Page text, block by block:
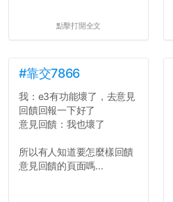
點擊打開全文
#靠交7866
我：e3有功能壞了，去意見
回饋回報一下好了
意見回饋：我也壞了
所以有人知道要怎麼樣回饋
意見回饋的頁面嗎...